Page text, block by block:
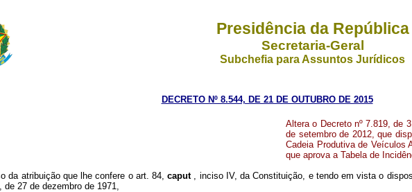
Presidência da República
Secretaria-Geral
Subchefia para Assuntos Jurídicos
DECRETO Nº 8.544, DE 21 DE OUTUBRO DE 2015
Altera o Decreto nº 7.819, de
de setembro de 2012, que
Cadeia Produtiva de Veículos
que aprova a Tabela de
da atribuição que lhe confere o art. 84,caput , inciso IV, da Constituição, e tendo em vista o
27 de dezembro de 1971,